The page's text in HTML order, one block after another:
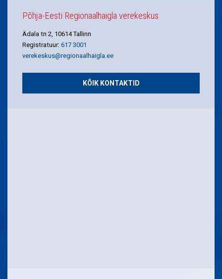
Põhja-Eesti Regionaalhaigla verekeskus
Ädala tn 2, 10614 Tallinn
Registratuur: 617 3001
verekeskus@regionaalhaigla.ee
KÕIK KONTAKTID